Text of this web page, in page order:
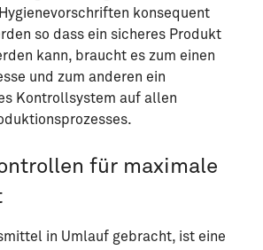
konsequent
so dass ein sicheres Produkt
kann, braucht es zum einen
und zum anderen ein
Kontrollsystem auf allen
für maximale
in Umlauf gebracht, ist eine